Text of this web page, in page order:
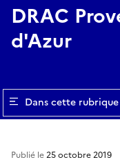
DRAC
d'Azur
Dans cette rubrique
Publié le25 octobre 2019